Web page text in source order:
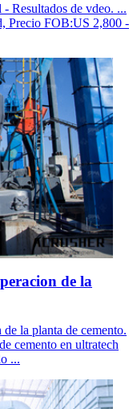
Resultados de vdeo. ...
Precio FOB:US 2,800 -
de la
la planta de cemento.
cemento en ultratech
...